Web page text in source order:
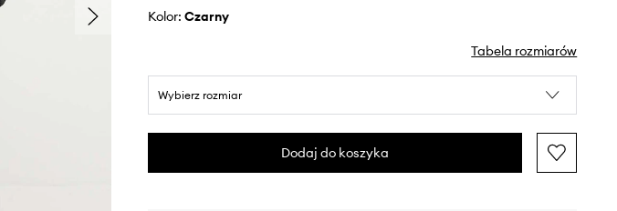
Kolor: czarny
Tabela rozmiarów
Wybierz rozmiar
Dodaj do koszyka